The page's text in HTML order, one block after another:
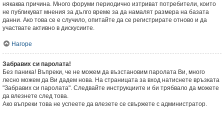
някаква причина. Много форуми периодично изтриват потребители, които
не публикуват мнения за дълго време за да намалят размера на базата
данни. Ако това се е случило, опитайте да се регистрирате отново и да
участвате активно в дискусиите.
Нагоре
Забравих си паролата!
Без паника! Въпреки, че не можем да възстановим паролата Ви, много
лесно можем да Ви дадем нова. На страницата за вход натиснете връзката
"Забравих си паролата". Следвайте инструкциите и би трябвало да можете
да влезнете след това.
Ако въпреки това не успеете да влезете се свържете с администратор.